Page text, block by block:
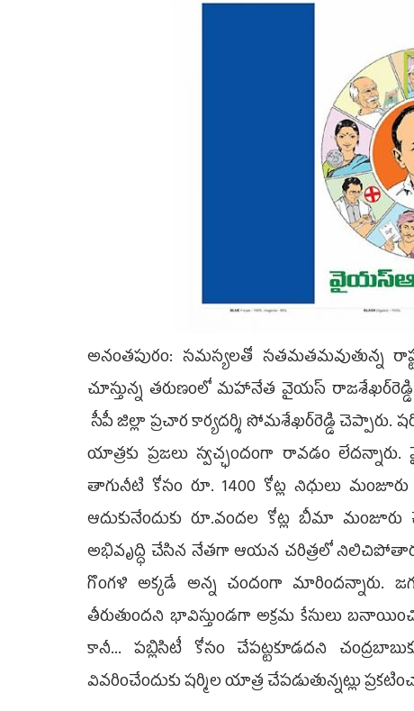
అనంతపురం: సమస్యలతో సతమతమవుతున్న
చూస్తున్న తరుణంలో మహానేత వైయస్
సీపీ జిల్లా ప్రచార కార్యదర్శి సోమశేఖర్‌రెడ్డి చెప్పారు.
యాత్రకు ప్రజలు స్వచ్ఛందంగా రావడం
తాగునీటి కోసం రూ. 1400 కోట్ల నిధులు
ఆదుకునేందుకు రూ.వందల కోట్ల బీమా
అభివృద్ధి చేసిన నేతగా ఆయన చరిత్రలో
గొంగళి అక్కడే అన్న చందంగా
తీరుతుందని భావిస్తుండగా అక్రమ కేసులు
కానీ... పబ్లిసిటీ కోసం చేపట్టకూడదని
వివరించేందుకు షర్మిల యాత్ర చేపడుతున్నట్లు